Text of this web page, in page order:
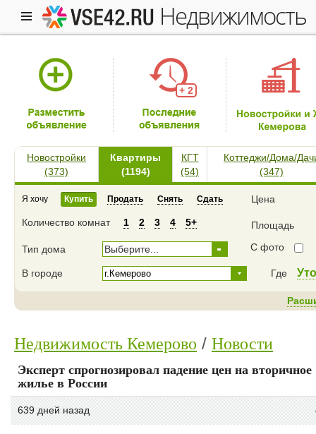
недвижимость
+ 2
Новостройки
(373)
Квартиры
(1194)
КГТ
(54)
Коттеджи/Дома/
(347)
Я хочу Купить Продать Снять Сдать Цена
Количество комнат 1 2 3 4 5+ Площадь
Тип дома Выберите... С фото
В городе Где
Недвижимость Кемерово Новости
Эксперт спрогнозировал падение цен на вторичное
жилье в России
639 дней назад